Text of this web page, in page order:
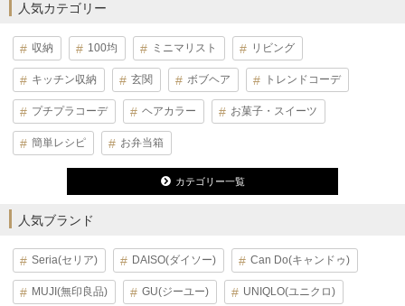
人気カテゴリー
収納 100均 ミニマリスト リビング
キッチン収納 玄関 ボブヘア トレンドコーデ
プチプラコーデ ヘアカラー お菓子・スイーツ
簡単レシピ お弁当箱
カテゴリー一覧
人気ブランド
Seria(セリア) DAISO(ダイソー) Can Do(キャンドゥ)
MUJI(無印良品) GU(ジーユー) UNIQLO(ユニクロ)